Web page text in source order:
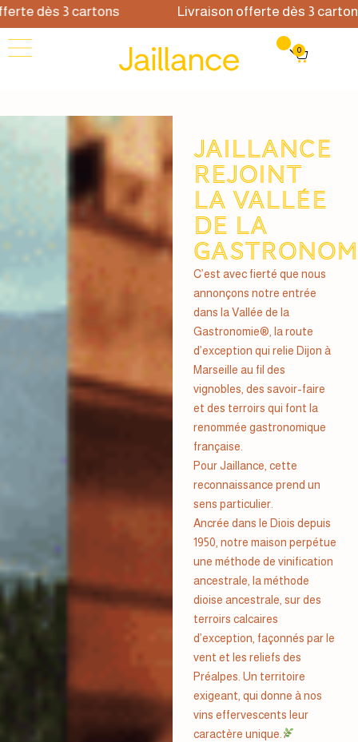
dès 3 cartons Livraison offerte dès 3 cartons
0
Jaillance
rejoint
la Vallée
de la
C’est avec fierté que nous
annonçons notre entrée
dans la Vallée de la
Gastronomie®, la route
d’exception qui relie Dijon à
Marseille au fil des
vignobles, des savoir-faire
et des terroirs qui font la
renommée gastronomique
française.
Pour Jaillance, cette
reconnaissance prend un
sens particulier.
Ancrée dans le Diois depuis
1950, notre maison perpétue
une méthode de vinification
ancestrale, la méthode
dioise ancestrale, sur des
terroirs calcaires
d’exception, façonnés par le
vent et les reliefs des
Préalpes. Un territoire
exigeant, qui donne à nos
vins effervescents leur
caractère unique.